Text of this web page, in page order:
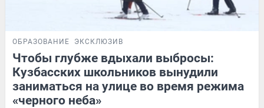
ОБРАЗОВАНИЕ ЭКСКЛЮЗИВ
Чтобы глубже вдыхали выбросы:
Кузбасских школьников вынудили
заниматься на улице во время режима
«черного неба»